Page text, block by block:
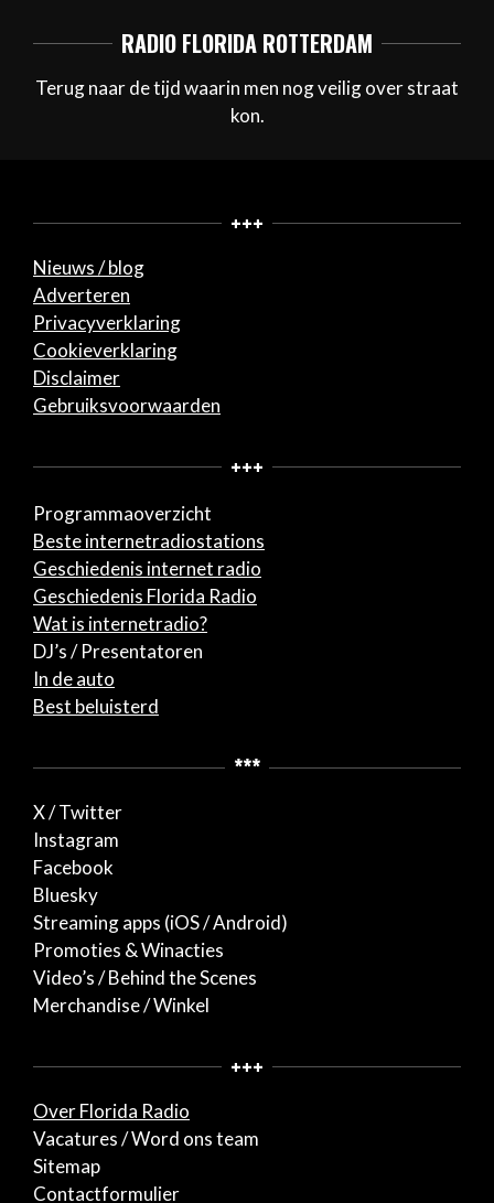
RADIO FLORIDA ROTTERDAM
Terug naar de tijd waarin men nog veilig over straat
kon.
+++
Nieuws / blog
Adverteren
Privacyverklaring
Cookieverklaring
Disclaimer
Gebruiksvoorwaarden
+++
Programmaoverzicht
Beste internetradiostations
Geschiedenis internet radio
Geschiedenis Florida Radio
Wat is internetradio?
DJ’s / Presentatoren
In de auto
Best beluisterd
***
X / Twitter
Instagram
Facebook
Bluesky
Streaming apps (iOS / Android)
Promoties & Winacties
Video’s / Behind the Scenes
Merchandise / Winkel
+++
Over Florida Radio
Vacatures / Word ons team
Sitemap
Contactformulier